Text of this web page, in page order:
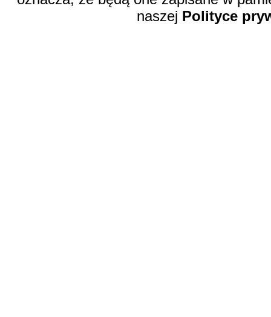
naszej Polityce